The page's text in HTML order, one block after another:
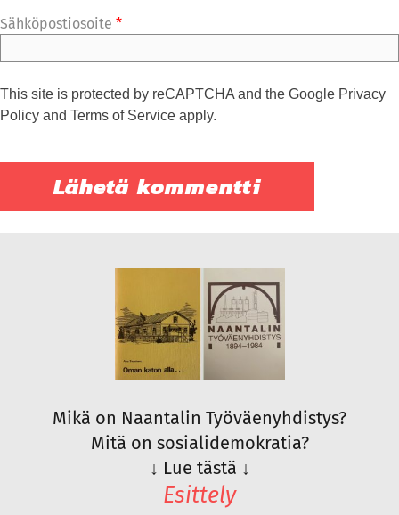
Sähköpostiosoite *
This site is protected by reCAPTCHA and the Google Privacy
Policy and Terms of Service apply.
Mikä on Naantalin Työväenyhdistys?
Mitä on sosialidemokratia?
↓ Lue tästä ↓
Esittely